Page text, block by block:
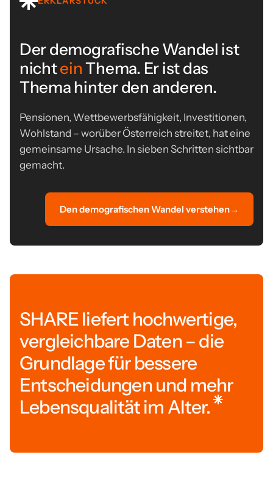
Der demografische Wandel ist
nichteinThema. Er ist das
Thema hinter den anderen.
Pensionen, Wettbewerbsfähigkeit, Investitionen,
Wohlstand – worüber Österreich streitet, hat eine
gemeinsame Ursache. In sieben Schritten sichtbar
gemacht.
Den demografischen Wandel verstehen→
SHARE liefert hochwertige,
vergleichbare Daten – die
Grundlage für bessere
Entscheidungen und mehr
Lebensqualität im Alter.